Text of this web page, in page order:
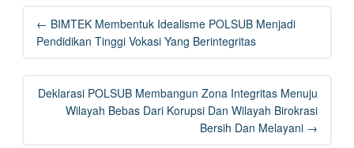
Post
navigation
← BIMTEK Membentuk Idealisme POLSUB Menjadi
Pendidikan Tinggi Vokasi Yang Berintegritas
Deklarasi POLSUB Membangun Zona Integritas Menuju
Wilayah Bebas Dari Korupsi Dan Wilayah Birokrasi
Bersih Dan Melayani →